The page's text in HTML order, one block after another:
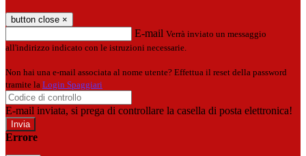
button close ×
E-mail Verrà inviato un messaggio
all'indirizzo indicato con le istruzioni necessarie.
Non hai una e-mail associata al nome utente? Effettua il reset della password
tramite la Login Spaggiari
E-mail inviata, si prega di controllare la casella di posta elettronica!
Errore